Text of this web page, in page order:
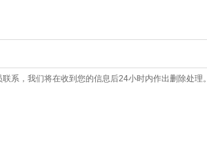
系，我们将在收到您的信息后24小时内作出删除处理。